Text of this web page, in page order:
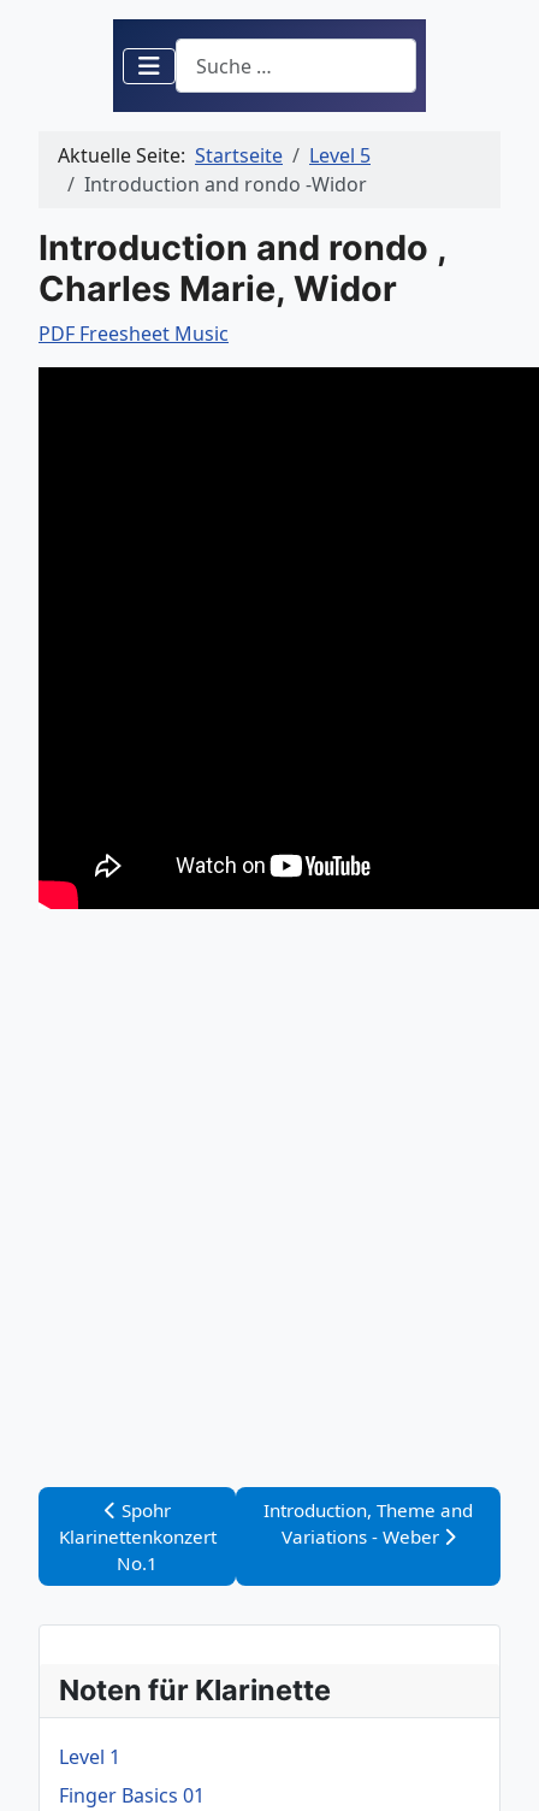
Suchen
Aktuelle Seite: Startseite
Level 5
Introduction and rondo -Widor
Introduction and rondo ,
Charles Marie, Widor
PDF Freesheet Music
Vorheriger Beitrag: Spohr Klarinettenkonzert No.1
Spohr
Klarinettenkonzert
No.1
Nächster Beitrag: Introduction,
Introduction, Theme and
Variations - Weber
Noten für Klarinette
Level 1
Finger Basics 01